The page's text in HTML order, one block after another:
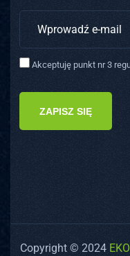
Akceptuję punkt nr 3
ZAPISZ SIĘ
Copyright © 2024